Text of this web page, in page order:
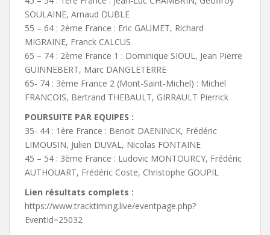
SOULAINE, Arnaud DUBLE
55 – 64 : 2ème France : Eric GAUMET, Richard
MIGRAINE, Franck CALCUS
65 – 74 : 2ème France 1 : Dominique SIOUL, Jean Pierre
GUINNEBERT, Marc DANGLETERRE
65- 74 : 3ème France 2 (Mont-Saint-Michel) : Michel
FRANCOIS, Bertrand THEBAULT, GIRRAULT Pierrick
POURSUITE PAR EQUIPES :
35- 44 : 1ère France : Benoit DAENINCK, Frédéric
LIMOUSIN, Julien DUVAL, Nicolas FONTAINE
45 – 54 : 3ème France : Ludovic MONTOURCY, Frédéric
AUTHOUART, Frédéric Coste, Christophe GOUPIL
Lien résultats complets :
https://www.tracktiming.live/eventpage.php?
EventId=25032